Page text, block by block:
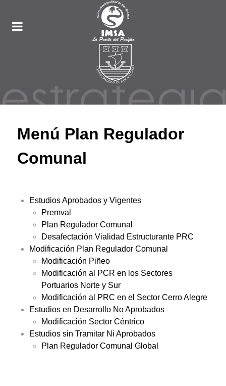
Menú Plan Regulador
Comunal
Estudios Aprobados y Vigentes
Premval
Plan Regulador Comunal
Desafectación Vialidad Estructurante PRC
Modificación Plan Regulador Comunal
Modificación Piñeo
Modificación al PCR en los Sectores
Portuarios Norte y Sur
Modificación al PRC en el Sector Cerro Alegre
Estudios en Desarrollo No Aprobados
Modificación Sector Céntrico
Estudios sin Tramitar Ni Aprobados
Plan Regulador Comunal Global